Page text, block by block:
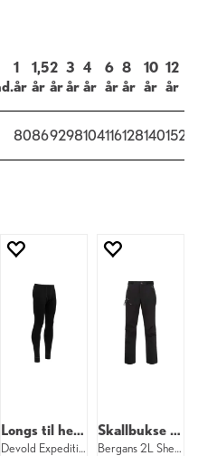
1
år
1,5
år
2
år
3
år
4
år
6
år
8
år
10
år
12
år
80869298104116128140152
Longs til herre
Devold Expedition Merino Longs M 950
Skallbukse til junior
Bergans 2L Shell Pants Jr 91